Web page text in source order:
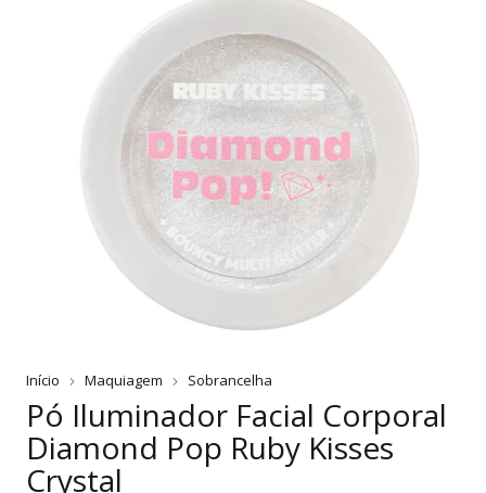
Início Maquiagem Sobrancelha
Pó Iluminador Facial Corporal
Diamond Pop Ruby Kisses
Crystal